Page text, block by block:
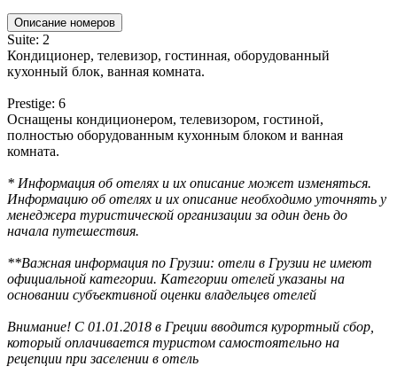
Описание номеров
Suite: 2
Кондиционер, телевизор, гостинная, оборудованный
кухонный блок, ванная комната.
Prestige: 6
Оснащены кондиционером, телевизором, гостиной,
полностью оборудованным кухонным блоком и ванная
комната.
* Информация об отелях и их описание может изменяться.
Информацию об отелях и их описание необходимо уточнять у
менеджера туристической организации за один день до
начала путешествия.
**Важная информация по Грузии: отели в Грузии не имеют
официальной категории. Категории отелей указаны на
основании субъективной оценки владельцев отелей
Внимание! С 01.01.2018 в Греции вводится курортный сбор,
который оплачивается туристом самостоятельно на
рецепции при заселении в отель